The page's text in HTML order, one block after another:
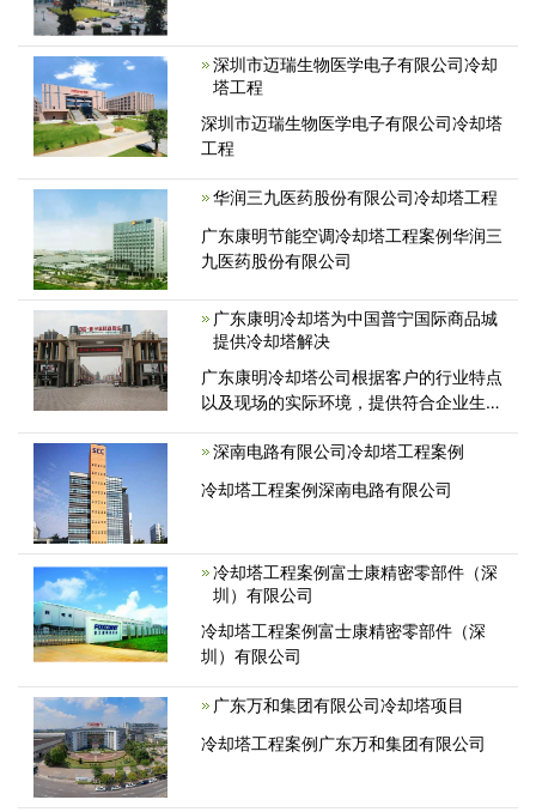
深圳市迈瑞生物医学电子有限公司冷却
塔工程
深圳市迈瑞生物医学电子有限公司冷却塔
工程
华润三九医药股份有限公司冷却塔工程
广东康明节能空调冷却塔工程案例华润三
九医药股份有限公司
广东康明冷却塔为中国普宁国际商品城
提供冷却塔解决
广东康明冷却塔公司根据客户的行业特点
以及现场的实际环境，提供符合企业生产
标准产品、工程进行生产安装。
深南电路有限公司冷却塔工程案例
冷却塔工程案例深南电路有限公司
冷却塔工程案例富士康精密零部件（深
圳）有限公司
冷却塔工程案例富士康精密零部件（深
圳）有限公司
广东万和集团有限公司冷却塔项目
冷却塔工程案例广东万和集团有限公司